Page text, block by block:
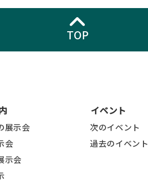
TOP
展示会
会
示会
イベント
次のイベント
過去のイベント